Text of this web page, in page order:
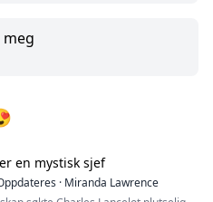
meg
en mystisk sjef
· Miranda Lawrence